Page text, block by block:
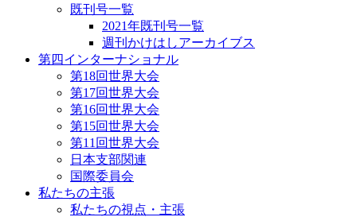
既刊号一覧
2021年既刊号一覧
週刊かけはしアーカイブス
第四インターナショナル
第18回世界大会
第17回世界大会
第16回世界大会
第15回世界大会
第11回世界大会
日本支部関連
国際委員会
私たちの主張
私たちの視点・主張